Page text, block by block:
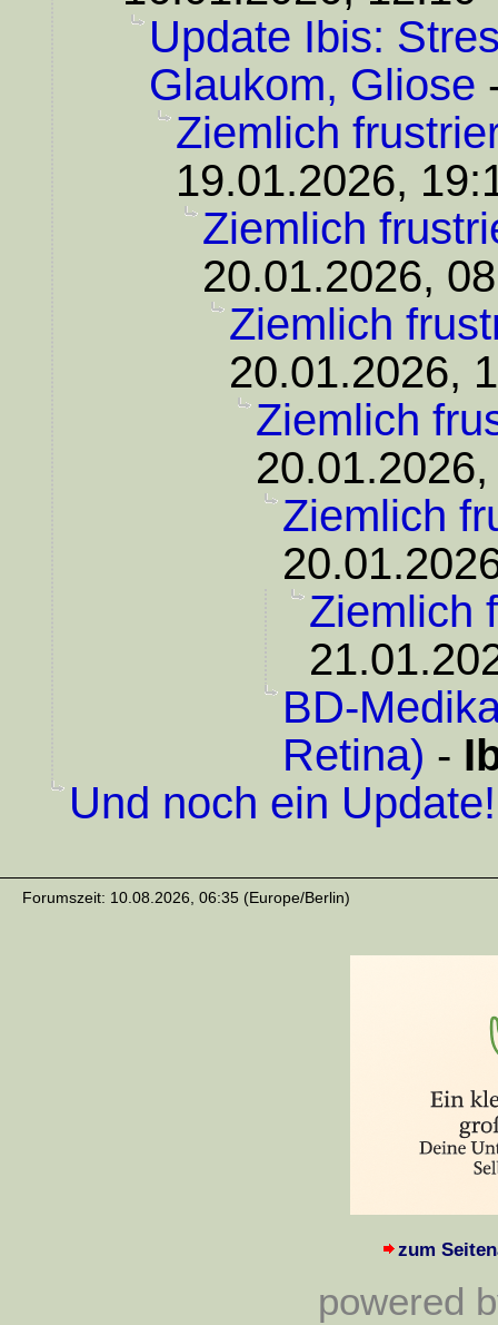
Update Ibis:
Glaukom, Gliose
Ziemlich
19.01.2026,
Ziemlich
20.01.2026,
Ziemlich
20.01.2026,
Ziemlich
Ziemlich
Ziemlich
BD-
Retina) -
Und noch ein Update!
Forumszeit: 10.08.2026, 06:35 (Europe/Berlin)
zum
powered